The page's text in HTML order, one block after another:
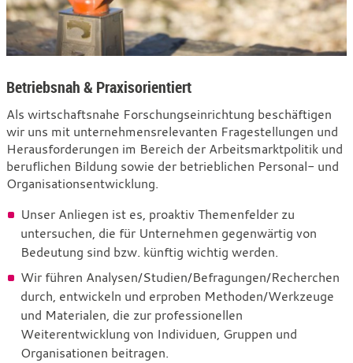
Forschungsstelle
Betriebsnah & Praxisorientiert
Als wirtschaftsnahe Forschungseinrichtung beschäftigen
wir uns mit unternehmensrelevanten Fragestellungen und
Herausforderungen im Bereich der Arbeitsmarktpolitik und
beruflichen Bildung sowie der betrieblichen Personal- und
Organisationsentwicklung.
Unser Anliegen ist es, proaktiv Themenfelder zu
untersuchen, die für Unternehmen gegenwärtig von
Bedeutung sind bzw. künftig wichtig werden.
Wir führen Analysen/Studien/Befragungen/Recherchen
durch, entwickeln und erproben Methoden/Werkzeuge
und Materialen, die zur professionellen
Weiterentwicklung von Individuen, Gruppen und
Organisationen beitragen.